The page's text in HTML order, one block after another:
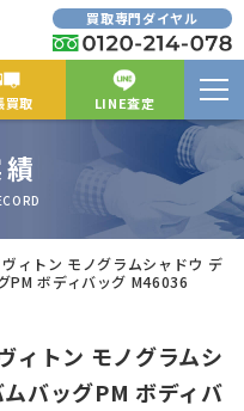
買取専門ダイヤル
買取 LINE査定
ィトン モノグラムシャドウ デ
PM ボディバッグ M46036
ィトン モノグラムシ
バッグPM ボディバ